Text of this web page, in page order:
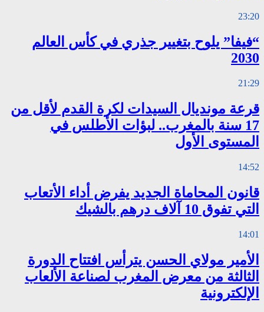
23:20
“فيفا” يلوح بتغيير جذري في كأس العالم
2030
21:29
قرعة مونديال السيدات لكرة القدم لأقل من
17 سنة بالمغرب.. لبؤات الأطلس في
المستوى الأول
14:52
قانون المحاماة الجديد يفرض أداء الأتعاب
التي تفوق 10 آلاف درهم بالشيك
14:01
الأمير مولاي الحسن يترأس افتتاح الدورة
الثالثة من معرض المغرب لصناعة الألعاب
الإلكترونية